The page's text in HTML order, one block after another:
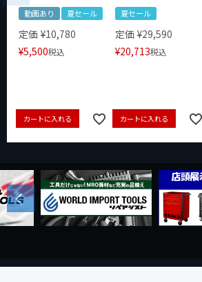
動画あり 夏セール
定価 ¥10,780
¥5,500税込
カートに入れる
夏セール
定価 ¥29,590
¥20,713税込
カートに入れる
Previous